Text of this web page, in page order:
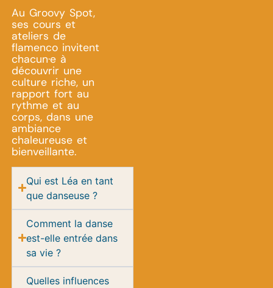
Au Groovy Spot,
ses cours et
ateliers de
flamenco invitent
chacun·e à
découvrir une
culture riche, un
rapport fort au
rythme et au
corps, dans une
ambiance
chaleureuse et
bienveillante.
Qui est Léa en tant
que danseuse ?
Comment la danse
est-elle entrée dans
sa vie ?
Quelles influences